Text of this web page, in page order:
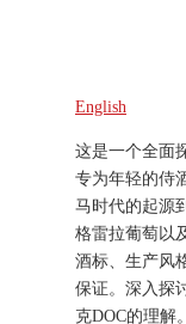
English
这是一个全面
专为年轻的侍
马时代的起源
格雷拉葡萄以
酒标、生产风
保证。深入探
克DOC的理解